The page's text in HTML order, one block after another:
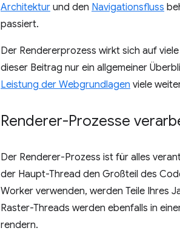
Architektur und den Navigationsfluss
passiert.
Der Rendererprozess wirkt sich auf
dieser Beitrag nur ein allgemeiner
Leistung der Webgrundlagen viele
Renderer-Prozesse
Der Renderer-Prozess ist für alles
der Haupt-Thread den Großteil des
Worker verwenden, werden Teile Ihres
Raster-Threads werden ebenfalls in
rendern.